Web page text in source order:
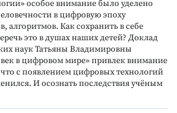
особое внимание было уделено
в цифровую эпоху
алгоритмов. Как сохранить в себе
это в душах наших детей? Доклад
наук Татьяны Владимировны
в цифровом мире» привлек внимание
с появлением цифровых технологий
И осознать последствия учёным